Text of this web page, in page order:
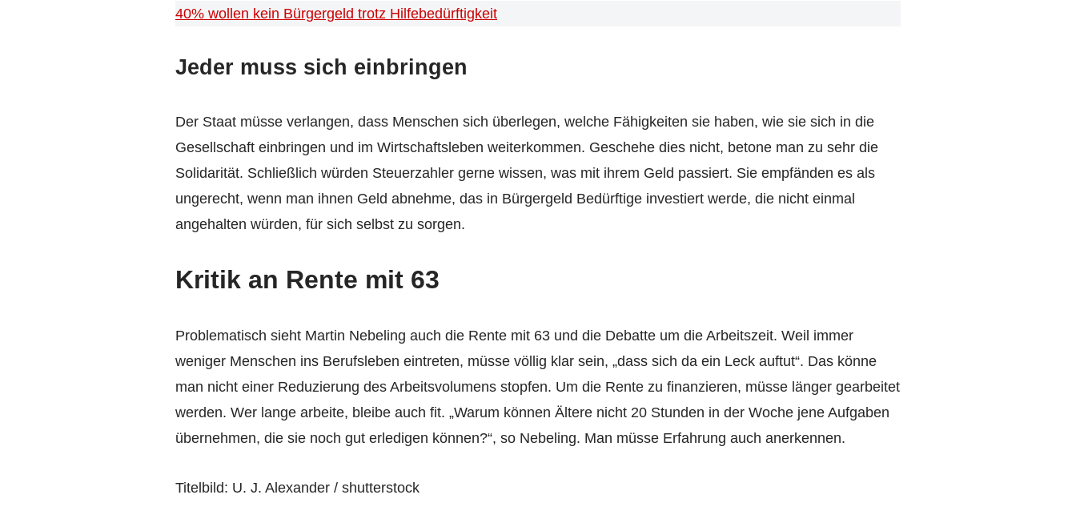
40% wollen kein Bürgergeld trotz Hilfebedürftigkeit
Jeder muss sich einbringen
Der Staat müsse verlangen, dass Menschen sich überlegen, welche Fähigkeiten sie haben, wie sie sich in die
Gesellschaft einbringen und im Wirtschaftsleben weiterkommen. Geschehe dies nicht, betone man zu sehr die
Solidarität. Schließlich würden Steuerzahler gerne wissen, was mit ihrem Geld passiert. Sie empfänden es als
ungerecht, wenn man ihnen Geld abnehme, das in Bürgergeld Bedürftige investiert werde, die nicht einmal
angehalten würden, für sich selbst zu sorgen.
Kritik an Rente mit 63
Problematisch sieht Martin Nebeling auch die Rente mit 63 und die Debatte um die Arbeitszeit. Weil immer
weniger Menschen ins Berufsleben eintreten, müsse völlig klar sein, „dass sich da ein Leck auftut“. Das könne
man nicht einer Reduzierung des Arbeitsvolumens stopfen. Um die Rente zu finanzieren, müsse länger gearbeitet
werden. Wer lange arbeite, bleibe auch fit. „Warum können Ältere nicht 20 Stunden in der Woche jene Aufgaben
übernehmen, die sie noch gut erledigen können?“, so Nebeling. Man müsse Erfahrung auch anerkennen.
Titelbild: U. J. Alexander / shutterstock